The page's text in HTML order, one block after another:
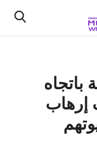
باتجاه
إرهاب